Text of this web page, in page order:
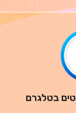
בטלגרם